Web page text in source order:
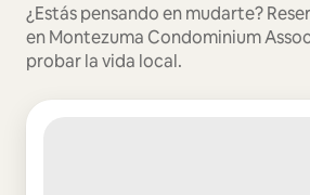
¿Estás pensando en mudarte?
en Montezuma Condominium
probar la vida local.